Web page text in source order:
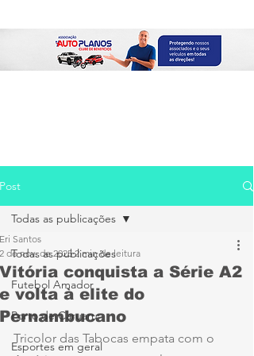
Post
Todas as publicações
Futebol Amador
Porto de Caruaru
Esportes em geral
Todas as publicações
Vitória conquista a Série A2
e volta à elite do
Pernambucano
Eri Santos
2 de nov. de 2025 2 min de leitura
Tricolor das Tabocas empata com o